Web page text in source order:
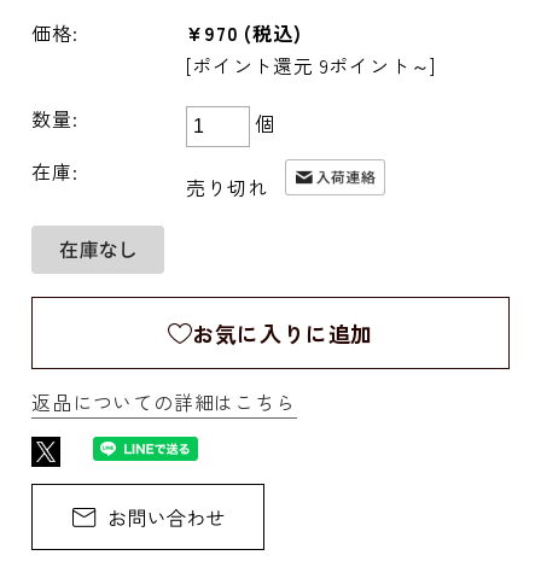
価格: ¥970 (税込)
[ポイント還元 9ポイント～]
数量:
個
在庫:
売り切れ
お気に入りに追加
返品についての詳細はこちら